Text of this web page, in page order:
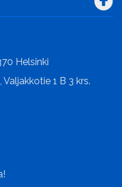
Helsinki
1 B 3 krs.